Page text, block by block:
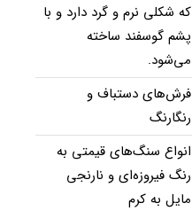
که شکلی نرم و گرد دارد و با
پشم گوسفند ساخته
می‌شود.
فرش‌های دستباف و
رنگارنگ
انواع سنگ‌های قیمتی به
رنگ فیروزه‌ای و نارنجی
مایل به کرم